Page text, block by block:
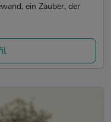
ein Zauber, der